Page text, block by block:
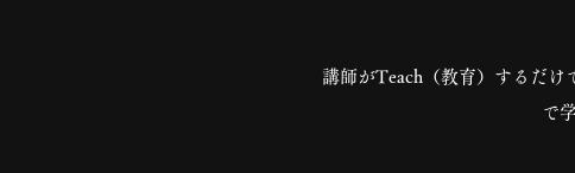
講師がTeach（教育）するだけ
で